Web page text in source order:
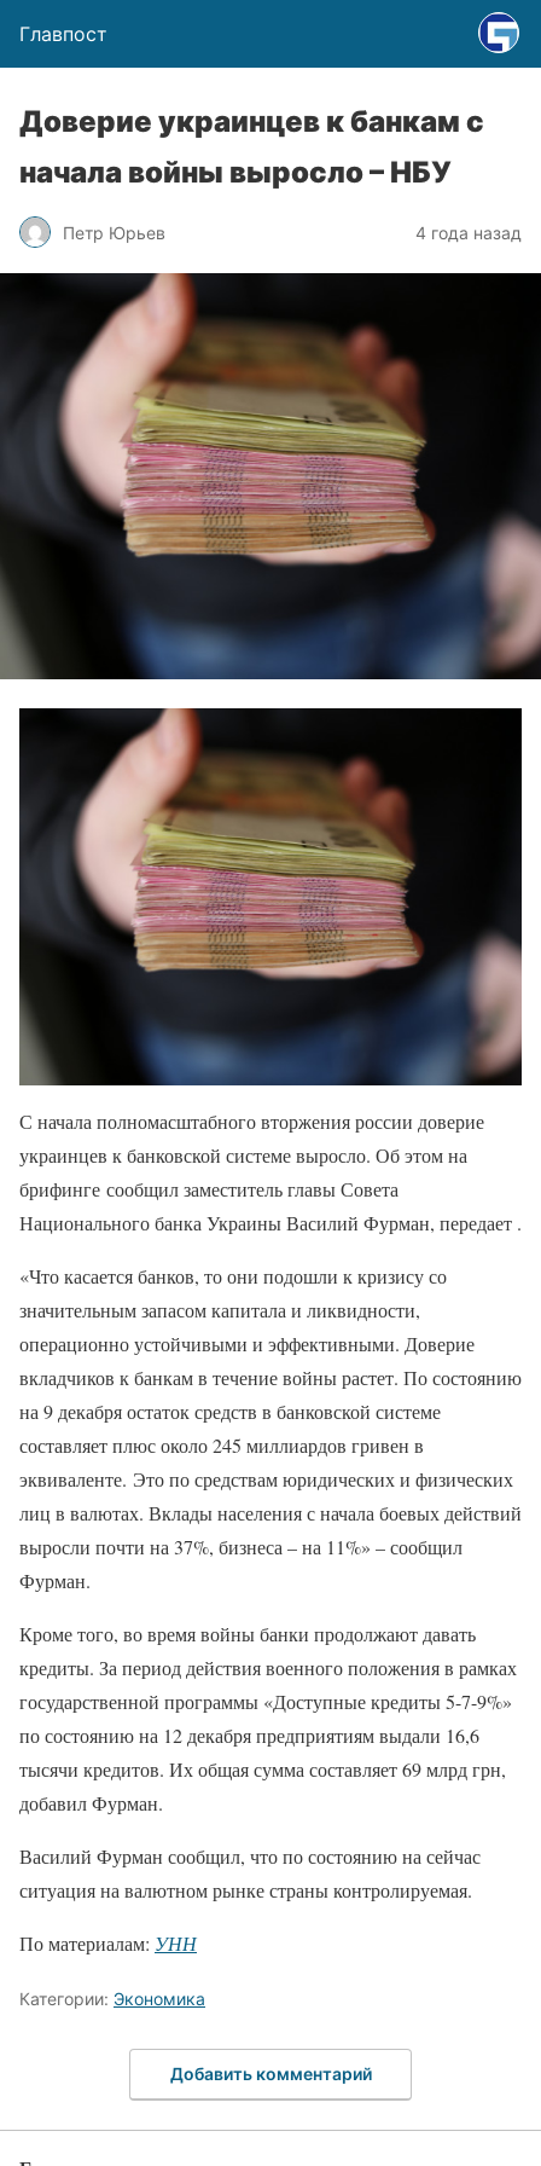
Главпост
Доверие украинцев к банкам с
начала войны выросло – НБУ
Петр Юрьев 4 года назад
С начала полномасштабного вторжения россии доверие
украинцев к банковской системе выросло. Об этом на
брифинге сообщил заместитель главы Совета
Национального банка Украины Василий Фурман, передает .
«Что касается банков, то они подошли к кризису со
значительным запасом капитала и ликвидности,
операционно устойчивыми и эффективными. Доверие
вкладчиков к банкам в течение войны растет. По состоянию
на 9 декабря остаток средств в банковской системе
составляет плюс около 245 миллиардов гривен в
эквиваленте. Это по средствам юридических и физических
лиц в валютах. Вклады населения с начала боевых действий
выросли почти на 37%, бизнеса – на 11%» – сообщил
Фурман.
Кроме того, во время войны банки продолжают давать
кредиты. За период действия военного положения в рамках
государственной программы «Доступные кредиты 5-7-9%»
по состоянию на 12 декабря предприятиям выдали 16,6
тысячи кредитов. Их общая сумма составляет 69 млрд грн,
добавил Фурман.
Василий Фурман сообщил, что по состоянию на сейчас
ситуация на валютном рынке страны контролируемая.
По материалам: УНН
Категории: Экономика
Добавить комментарий